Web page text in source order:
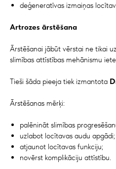
deģeneratīvas izmaiņas
Artrozes ārstēšana
Ārstēšanai jābūt vērstai ne tikai
slimības attīstības mehānismu
Tieši šāda pieeja tiek izmantota
Ārstēšanas mērķi:
palēnināt slimības
uzlabot locītavas audu apgādi;
atjaunot locītavas funkciju;
novērst komplikāciju attīstību.